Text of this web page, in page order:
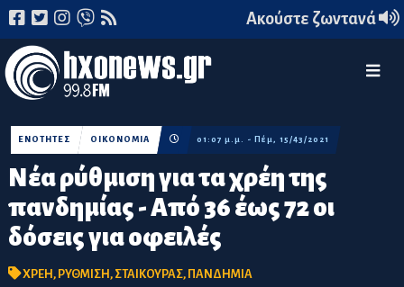
Ακούστε ζωντανά
Νέα ρύθμιση για τα χρέη της
πανδημίας - Από 36 έως 72 οι
δόσεις για οφειλές
ΕΝΟΤΗΤΕΣ ΟΙΚΟΝΟΜΙΑ 01:07 μ.μ. - Πέμ, 15/43/2021
ΧΡΕΗ, ΡΥΘΜΙΣΗ, ΣΤΑΙΚΟΥΡΑΣ, ΠΑΝΔΗΜΙΑ